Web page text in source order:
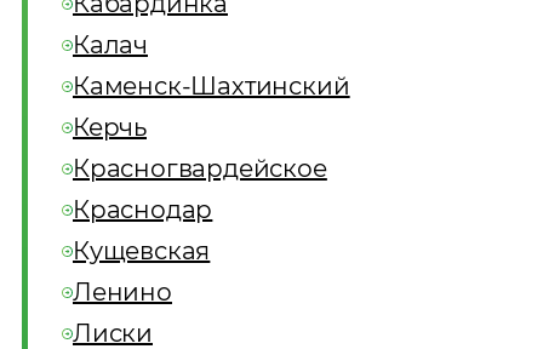
Калач
Каменск-Шахтинский
Керчь
Красногвардейское
Краснодар
Кущевская
Ленино
Лиски